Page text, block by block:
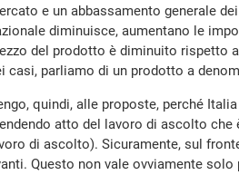
e un abbassamento generale
diminuisce, aumentano le
del prodotto è diminuito rispetto
casi, parliamo di un prodotto a
quindi, alle proposte, perché
atto del lavoro di ascolto
di ascolto). Sicuramente, sul
Questo non vale ovviamente